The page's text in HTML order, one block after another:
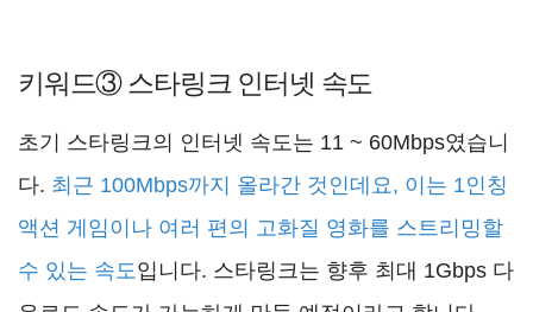
키워드③ 스타링크 인터넷 속도
초기 스타링크의 인터넷 속도는 11 ~ 60Mbps였습니
다. 최근 100Mbps까지 올라간 것인데요, 이는 1인칭
액션 게임이나 여러 편의 고화질 영화를 스트리밍할
수 있는 속도 입니다. 스타링크는 향후 최대 1Gbps 다